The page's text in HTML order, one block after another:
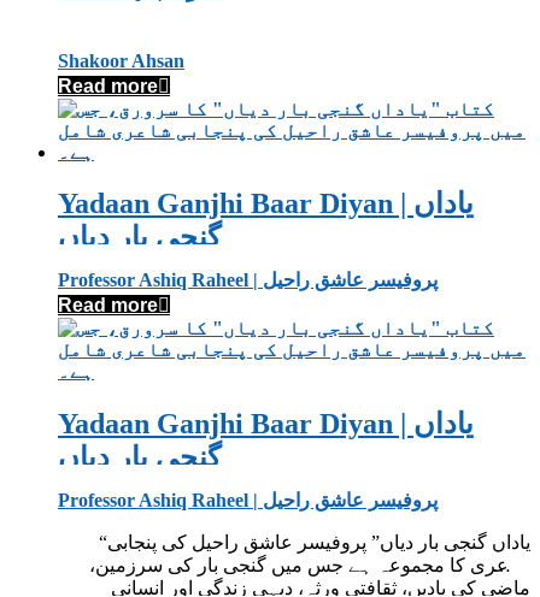
Shakoor Ahsan
Read more
Yadaan Ganjhi Baar Diyan | یاداں
گنجی بار دیاں
Professor Ashiq Raheel | پروفیسر عاشق راحیل
Read more
Yadaan Ganjhi Baar Diyan | یاداں
گنجی بار دیاں
Professor Ashiq Raheel | پروفیسر عاشق راحیل
“یاداں گنجی بار دیاں” پروفیسر عاشق راحیل کی پنجابی
شاعری کا مجموعہ ہے جس میں گنجی بار کی سرزمین،
ماضی کی یادیں، ثقافتی ورثہ، دیہی زندگی اور انسانی